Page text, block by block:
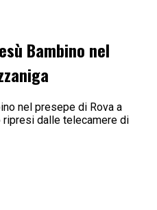
Bambino nel
nel presepe di Rova a
ripresi dalle telecamere di